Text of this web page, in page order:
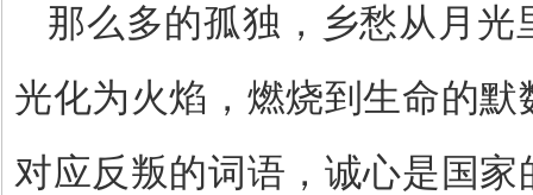
那么多的孤独，乡愁从月光
光化为火焰，燃烧到生命的
对应反叛的词语，诚心是国